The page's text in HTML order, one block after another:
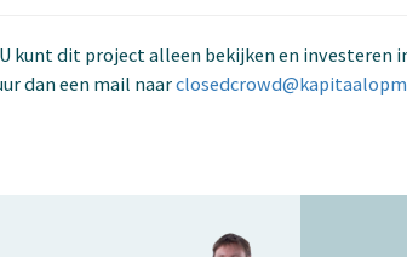
kunt dit project alleen bekijken en investeren
dan een mail naar